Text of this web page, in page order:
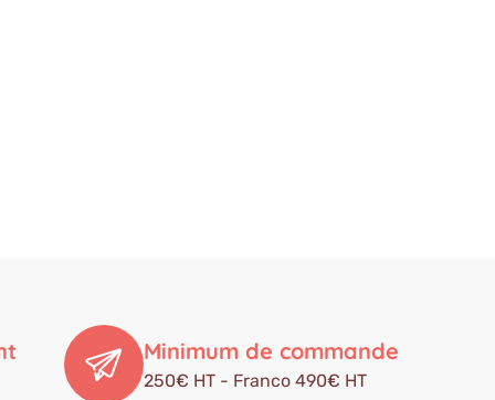
Minimum de commande
250€ HT - Franco 490€ HT